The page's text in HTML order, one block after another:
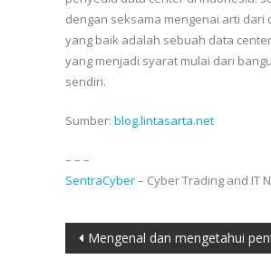
dengan seksama mengenai arti
yang baik adalah sebuah data
yang menjadi syarat mulai dari
sendiri.
Sumber: blog.lintasarta.net
– – –
SentraCyber– Cyber Trading and IT
Post
Mengenal dan mengetahui